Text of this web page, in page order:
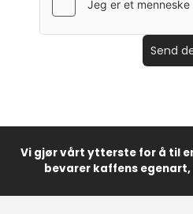
Send
Vi gjør vårt ytterste for å til
bevarer kaffens